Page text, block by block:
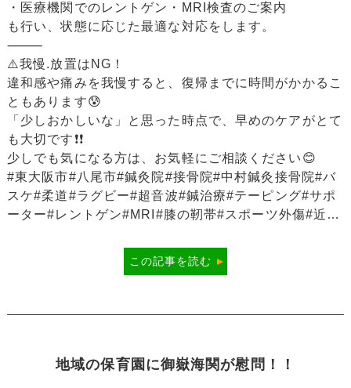
・医療機関でのレントゲン・MRI検査のご案内
も行い、状態に応じた最適な対応をします。
⸻
⚠️我慢.放置はNG！
違和感や痛みを我慢すると、復帰までに時間がかかるこ
ともあります😰
「少しおかしいな」と思った時点で、早めのケアがとて
も大切です❗️❗️
少しでも気になる方は、お気軽にご相談ください😊
#東大阪市#八尾市#鍼灸院#接骨院#中村鍼灸接骨院#バ
スケ#柔道#ラグビー#超音波#鍼治療#テーピング#サポ
ーター#レントゲン#MRI#膝の靭帯#スポーツ外傷#近畿
この記事を読む
地域の保育園に御嶽海関が慰問！！